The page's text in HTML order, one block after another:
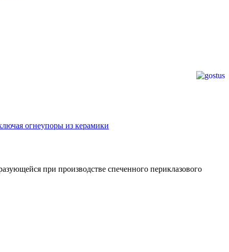
огнеупоры из керамики
при производстве спеченного периклазового